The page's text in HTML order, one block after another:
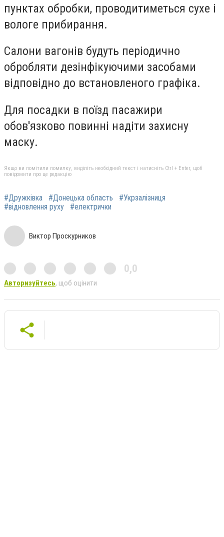
пунктах обробки, проводитиметься сухе і
вологе прибирання.
Салони вагонів будуть періодично
обробляти дезінфікуючими засобами
відповідно до встановленого графіка.
Для посадки в поїзд пасажири
обов'язково повинні надіти захисну
маску.
Якщо ви помітили помилку, виділіть необхідний текст і натисніть Ctrl + Enter, щоб
повідомити про це редакцію
#Дружківка #Донецька область
#Укрзалізниця
#відновлення руху
#електрички
Виктор Проскурников
0,0
Авторизуйтесь, щоб оцінити